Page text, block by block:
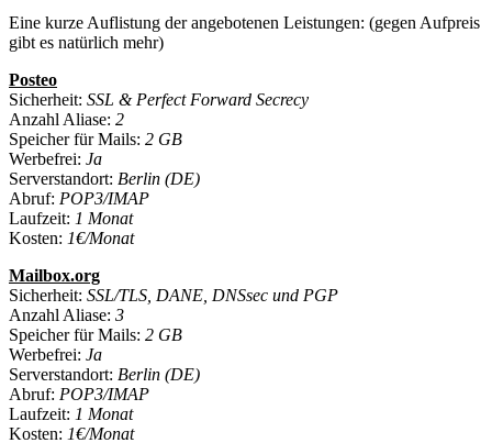
Eine kurze Auflistung der angebotenen Leistungen: (gegen Aufpreis
gibt es natürlich mehr)
Posteo
Sicherheit: SSL & Perfect Forward Secrecy
Anzahl Aliase: 2
Speicher für Mails: 2 GB
Werbefrei: Ja
Serverstandort: Berlin (DE)
Abruf: POP3/IMAP
Laufzeit: 1 Monat
Kosten: 1€/Monat
Mailbox.org
Sicherheit: SSL/TLS, DANE, DNSsec und PGP
Anzahl Aliase: 3
Speicher für Mails: 2 GB
Werbefrei: Ja
Serverstandort: Berlin (DE)
Abruf: POP3/IMAP
Laufzeit: 1 Monat
Kosten: 1€/Monat